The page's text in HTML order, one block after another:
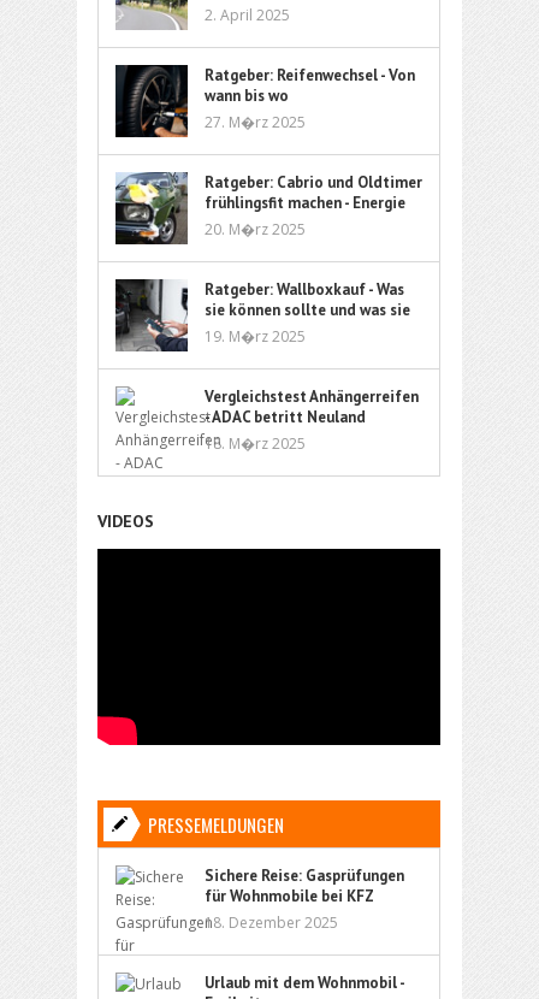
2. April 2025
Ratgeber: Reifenwechsel - Von
wann bis wo
27. M�rz 2025
Ratgeber: Cabrio und Oldtimer
frühlingsfit machen - Energie
und Flüssigkeit
20. M�rz 2025
Ratgeber: Wallboxkauf - Was
sie können sollte und was sie
kostet
19. M�rz 2025
Vergleichstest Anhängerreifen
- ADAC betritt Neuland
18. M�rz 2025
VIDEOS
PRESSEMELDUNGEN
Sichere Reise: Gasprüfungen
für Wohnmobile bei KFZ
Kleindienst
18. Dezember 2025
Urlaub mit dem Wohnmobil -